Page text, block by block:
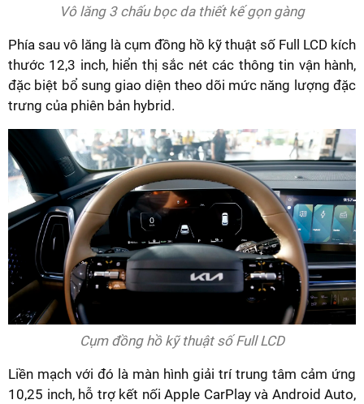
Vô lăng 3 chấu bọc da thiết kế gọn gàng
Phía sau vô lăng là cụm đồng hồ kỹ thuật số Full LCD kích
thước 12,3 inch, hiển thị sắc nét các thông tin vận hành,
đặc biệt bổ sung giao diện theo dõi mức năng lượng đặc
trưng của phiên bản hybrid.
Cụm đồng hồ kỹ thuật số Full LCD
Liền mạch với đó là màn hình giải trí trung tâm cảm ứng
10,25 inch, hỗ trợ kết nối Apple CarPlay và Android Auto,